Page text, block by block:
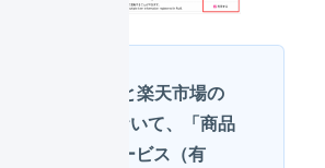
LOGILESSと楽天市場の
API連携において、「商品
一括登録サービス（有